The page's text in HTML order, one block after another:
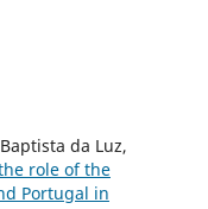
da Luz,
role of the
Portugal in